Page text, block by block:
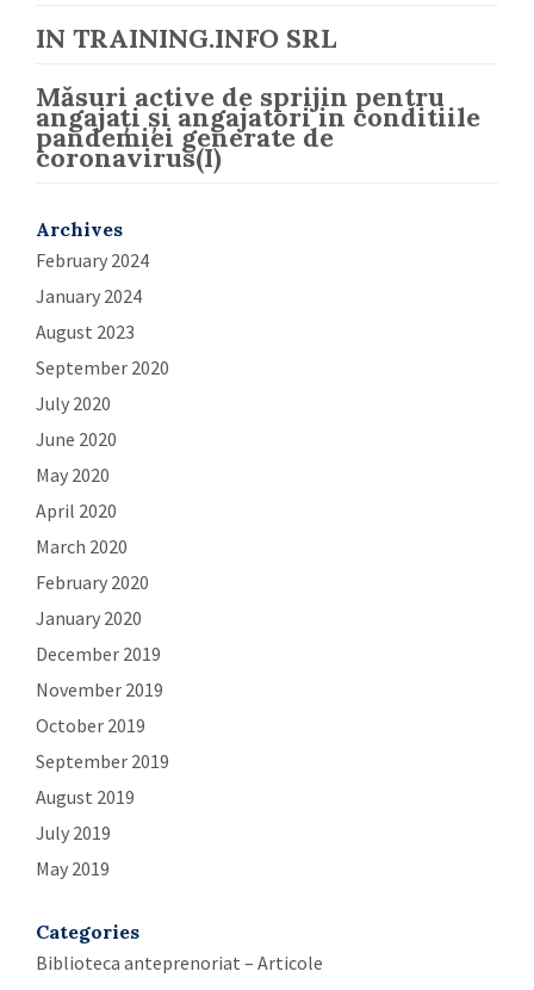
IN TRAINING.INFO SRL
Măsuri active de sprijin pentru
angajați și angajatori in conditiile
pandemiei generate de
coronavirus(I)
Archives
February 2024
January 2024
August 2023
September 2020
July 2020
June 2020
May 2020
April 2020
March 2020
February 2020
January 2020
December 2019
November 2019
October 2019
September 2019
August 2019
July 2019
May 2019
Categories
Biblioteca anteprenoriat – Articole